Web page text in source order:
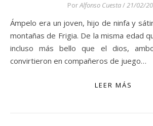
PorAlfonso Cuesta/21/02/
Ámpelo era un joven, hijo de ninfa y sátiro, que vivía en las
montañas de Frigia. De la misma edad
incluso más bello que el dios,
convirtieron en compañeros de juego…
LEER MÁS